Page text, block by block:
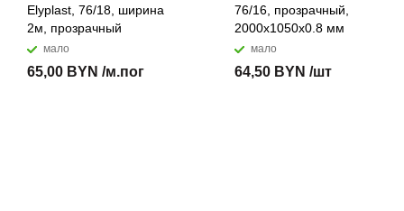
Elyplast, 76/18, ширина
2м, прозрачный
мало
65,00 BYN /м.пог
76/16, прозрачный,
2000x1050х0.8 мм
мало
64,50 BYN /шт